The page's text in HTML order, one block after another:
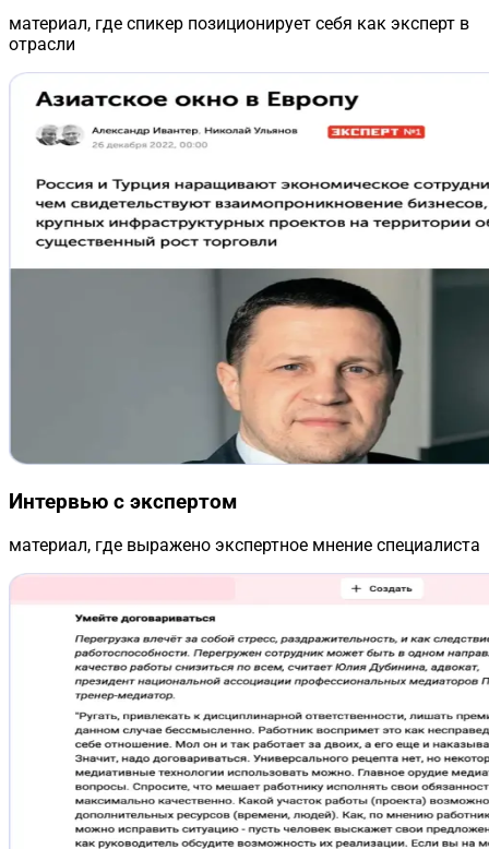
материал, где спикер позиционирует себя как эксперт в
отрасли
Интервью с экспертом
материал, где выражено экспертное мнение специалиста